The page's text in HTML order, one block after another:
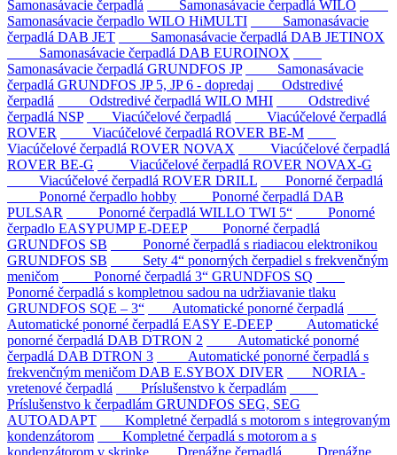
Samonasávacie čerpadlá
Samonasávacie čerpadlá WILO
Samonasávacie čerpadlo WILO HiMULTI
Samonasávacie
čerpadlá DAB JET
Samonasávacie čerpadlá DAB JETINOX
Samonasávacie čerpadlá DAB EUROINOX
Samonasávacie čerpadlá GRUNDFOS JP
Samonasávacie
čerpadlá GRUNDFOS JP 5, JP 6 - dopredaj
Odstredivé
čerpadlá
Odstredivé čerpadlá WILO MHI
Odstredivé
čerpadlá NSP
Viacúčelové čerpadlá
Viacúčelové čerpadlá
ROVER
Viacúčelové čerpadlá ROVER BE-M
Viacúčelové čerpadlá ROVER NOVAX
Viacúčelové čerpadlá
ROVER BE-G
Viacúčelové čerpadlá ROVER NOVAX-G
Viacúčelové čerpadlá ROVER DRILL
Ponorné čerpadlá
Ponorné čerpadlo hobby
Ponorné čerpadlá DAB
PULSAR
Ponorné čerpadlá WILLO TWI 5“
Ponorné
čerpadlo EASYPUMP E-DEEP
Ponorné čerpadlá
GRUNDFOS SB
Ponorné čerpadlá s riadiacou elektronikou
GRUNDFOS SB
Sety 4“ ponorných čerpadiel s frekvenčným
meničom
Ponorné čerpadlá 3“ GRUNDFOS SQ
Ponorné čerpadlá s kompletnou sadou na udržiavanie tlaku
GRUNDFOS SQE – 3“
Automatické ponorné čerpadlá
Automatické ponorné čerpadlá EASY E-DEEP
Automatické
ponorné čerpadlá DAB DTRON 2
Automatické ponorné
čerpadlá DAB DTRON 3
Automatické ponorné čerpadlá s
frekvenčným meničom DAB E.SYBOX DIVER
NORIA -
vretenové čerpadlá
Príslušenstvo k čerpadlám
Príslušenstvo k čerpadlám GRUNDFOS SEG, SEG
AUTOADAPT
Kompletné čerpadlá s motorom s integrovaným
kondenzátorom
Kompletné čerpadlá s motorom a s
kondenzátorom v skrinke
Drenážne čerpadlá
Drenážne